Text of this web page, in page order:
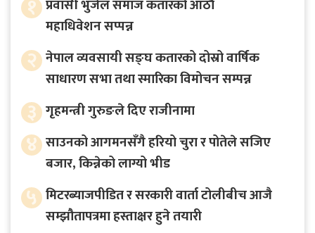
१ प्रवासी भुजेल समाज कतारको आठाै
महाधिवेशन सप्पन्न
२ नेपाल व्यवसायी सङ्घ कतारको दोस्रो वार्षिक
साधारण सभा तथा स्मारिका विमोचन सम्पन्न
३ गृहमन्त्री गुरुङले दिए राजीनामा
४ साउनको आगमनसँगै हरियो चुरा र पोतेले सजिए
बजार, किन्नेको लाग्यो भीड
५ मिटरब्याजपीडित र सरकारी वार्ता टोलीबीच आजै
सम्झौतापत्रमा हस्ताक्षर हुने तयारी